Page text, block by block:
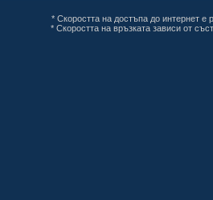
* Скоростта на достъпа до интернет е
* Скоростта на връзката зависи от